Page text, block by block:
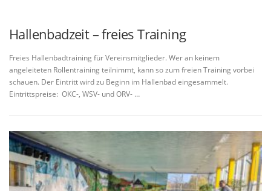
Hallenbadzeit – freies Training
Freies Hallenbadtraining für Vereinsmitglieder. Wer an keinem
angeleiteten Rollentraining teilnimmt, kann so zum freien Training vorbei
schauen. Der Eintritt wird zu Beginn im Hallenbad eingesammelt.
Eintrittspreise: OKC-, WSV- und ORV- …